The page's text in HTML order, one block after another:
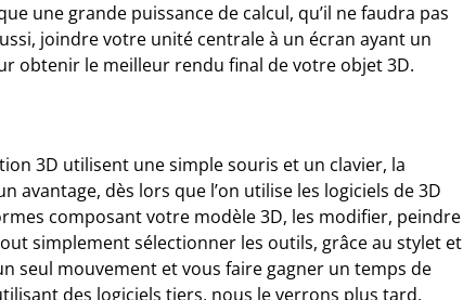
une grande puissance de calcul, qu’il ne faudra pas
joindre votre unité centrale à un écran ayant un
obtenir le meilleur rendu final de votre objet 3D.
3D utilisent une simple souris et un clavier, la
avantage, dès lors que l’on utilise les logiciels de 3D
composant votre modèle 3D, les modifier, peindre
simplement sélectionner les outils, grâce au stylet et
seul mouvement et vous faire gagner un temps de
des logiciels tiers, nous le verrons plus tard,